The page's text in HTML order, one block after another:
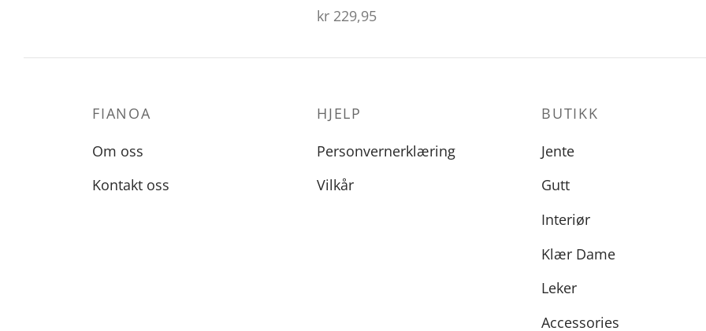
kr 229,95
FIANOA
Om oss
Kontakt oss
HJELP
Personvernerklæring
Vilkår
BUTIKK
Jente
Gutt
Interiør
Klær Dame
Leker
Accessories